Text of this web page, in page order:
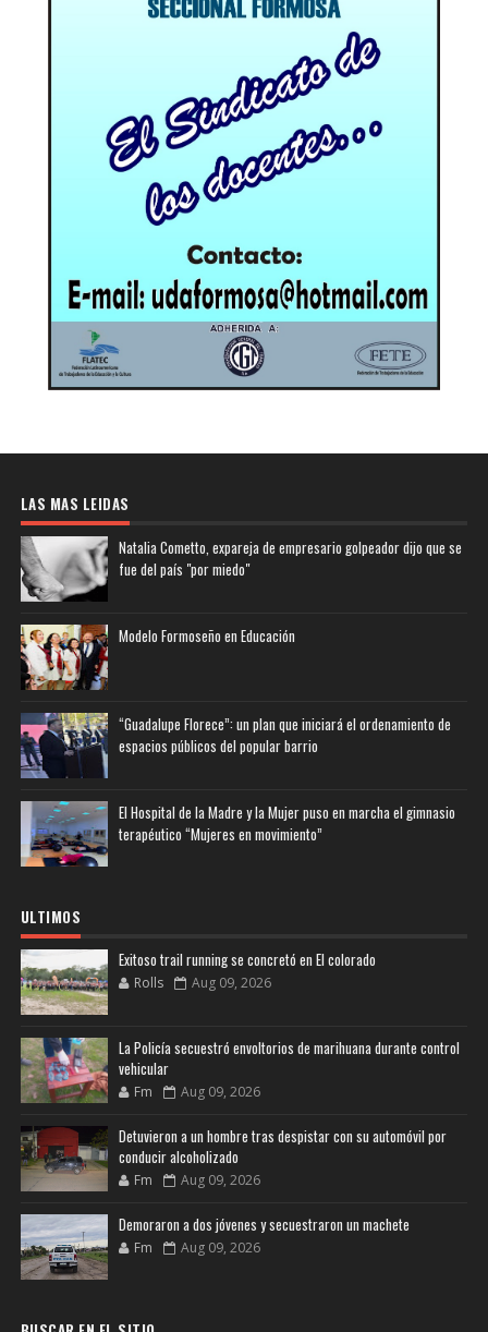
LAS MAS LEIDAS
Natalia Cometto, expareja de empresario golpeador dijo que se
fue del país "por miedo"
Modelo Formoseño en Educación
“Guadalupe Florece”: un plan que iniciará el ordenamiento de
espacios públicos del popular barrio
El Hospital de la Madre y la Mujer puso en marcha el gimnasio
terapéutico “Mujeres en movimiento”
ULTIMOS
Exitoso trail running se concretó en El colorado
Rolls Aug 09, 2026
La Policía secuestró envoltorios de marihuana durante control
vehicular
Fm Aug 09, 2026
Detuvieron a un hombre tras despistar con su automóvil por
conducir alcoholizado
Fm Aug 09, 2026
Demoraron a dos jóvenes y secuestraron un machete
Fm Aug 09, 2026